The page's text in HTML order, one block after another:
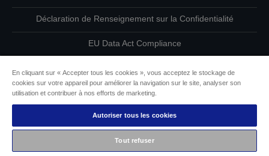
Déclaration de Renseignement sur la Confidentialité
EU Data Act Compliance
Informations sur les cookies
L’engagement d’Epson pour l’accessibilité
Copyright © 2026 Seiko Epson
En cliquant sur « Accepter tous les cookies », vous acceptez le stockage de
cookies sur votre appareil pour améliorer la navigation sur le site, analyser son
utilisation et contribuer à nos efforts de marketing.
Autoriser tous les cookies
Tout refuser